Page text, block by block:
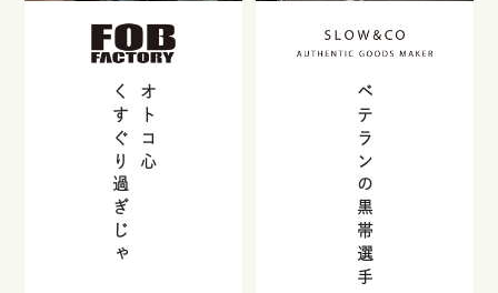
オトコ心
くすぐり過ぎじゃ ベテランの黒帯選手